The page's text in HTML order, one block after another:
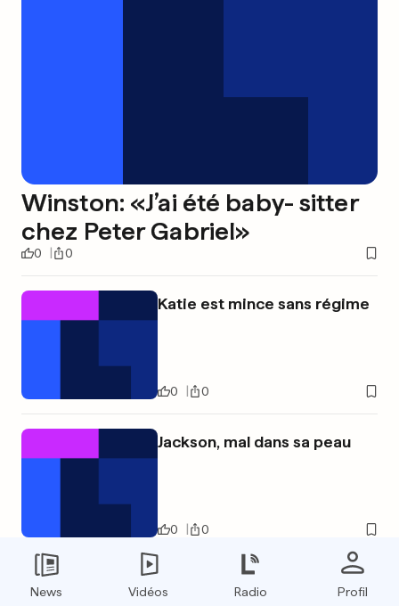
Winston: «J’ai été baby- sitter
chez Peter Gabriel»
0 0
Katie est mince sans régime
0 0
Jackson, mal dans sa peau
0 0
News Vidéos Radio Profil